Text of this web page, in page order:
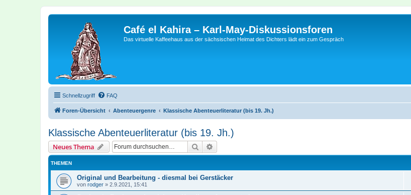
Café el Kahira – Karl-May-Diskussionsforen
Das virtuelle Kaffeehaus aus der sächsischen Heimat des Dichters lädt ein zum Gespräch
Schnellzugriff FAQ
Foren-Übersicht Abenteuergenre Klassische Abenteuerliteratur (bis 19. Jh.)
Klassische Abenteuerliteratur (bis 19. Jh.)
Neues Thema Suche
THEMEN
Original und Bearbeitung - diesmal bei Gerstäcker
von rodger » 2.9.2021, 15:41